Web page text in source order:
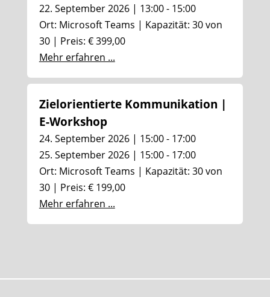
22. September 2026 | 13:00 - 15:00
Ort: Microsoft Teams | Kapazität: 30 von
30 | Preis: € 399,00
Mehr erfahren ...
Zielorientierte Kommunikation |
E-Workshop
24. September 2026 | 15:00 - 17:00
25. September 2026 | 15:00 - 17:00
Ort: Microsoft Teams | Kapazität: 30 von
30 | Preis: € 199,00
Mehr erfahren ...